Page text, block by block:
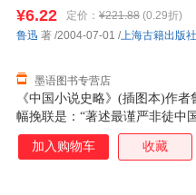
论述》外，第二至第二十八篇
索。它追本穷源，溯自远古的
《中国小说史略》(插图本)作
幅挽联是：“著述最谨严非徒中
此可见，在蔡元培心目中，《
遗产中所占地位何等重要。鲁
¥6.22 定价： ¥221.88 (0.29折)
墨语图书专营店
鲁迅 著 /2004-07-01 /上海古籍出版社
加入购物车 收藏